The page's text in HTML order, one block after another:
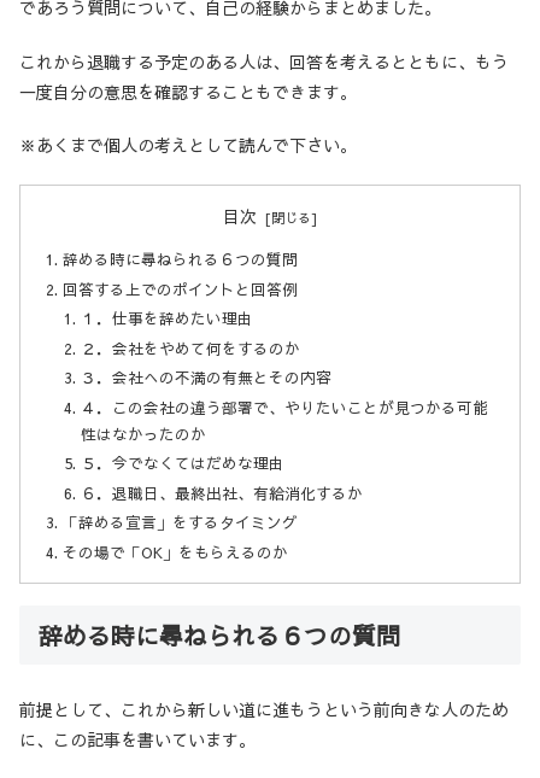
であろう質問について、自己の経験からまとめました。
これから退職する予定のある人は、回答を考えるとともに、もう
一度自分の意思を確認することもできます。
※あくまで個人の考えとして読んで下さい。
目次
辞める時に尋ねられる６つの質問
回答する上でのポイントと回答例
１．仕事を辞めたい理由
２．会社をやめて何をするのか
３．会社への不満の有無とその内容
４．この会社の違う部署で、やりたいことが見つかる可能
性はなかったのか
５．今でなくてはだめな理由
６．退職日、最終出社、有給消化するか
「辞める宣言」をするタイミング
その場で「OK」をもらえるのか
辞める時に尋ねられる６つの質問
前提として、これから新しい道に進もうという前向きな人のため
に、この記事を書いています。